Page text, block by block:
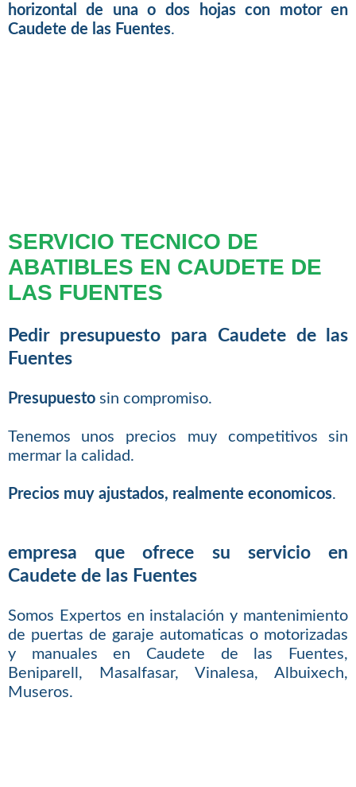
horizontal de una o dos hojas con motor en
Caudete de las Fuentes.
SERVICIO TECNICO DE
ABATIBLES EN CAUDETE DE
LAS FUENTES
Pedir presupuesto para Caudete de las
Fuentes
Presupuestosin compromiso.
Tenemos unos precios muy competitivos sin
mermar la calidad.
Precios muy ajustados, realmente economicos.
empresa que ofrece su servicio en
Caudete de las Fuentes
Somos Expertos en instalación y mantenimiento
de puertas de garaje automaticas o motorizadas
y manuales en Caudete de las Fuentes,
Beniparell, Masalfasar, Vinalesa, Albuixech,
Museros.